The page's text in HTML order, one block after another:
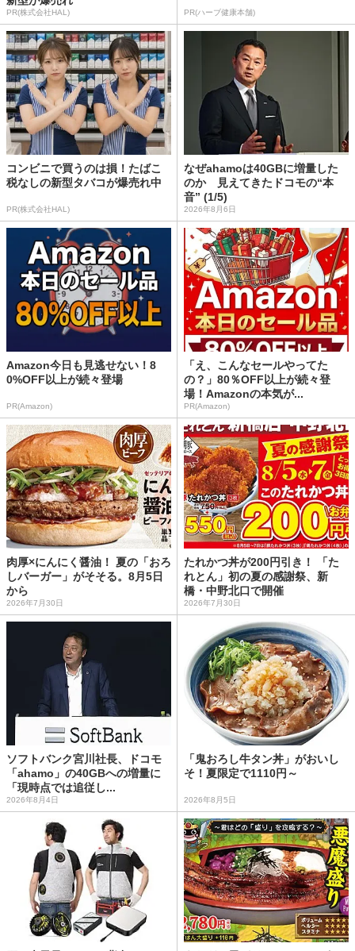
PR(株式会社HAL) PR(ハーブ健康本舗)
コンビニで買うのは損！たばこ
税なしの新型タバコが爆売れ中
PR(株式会社HAL)
なぜahamoは40GBに増量した
のか 見えてきたドコモの“本
音” (1/5)
2026年8月6日
Amazon今日も見逃せない！8
0%OFF以上が続々登場
PR(Amazon)
「え、こんなセールやってた
の？」80％OFF以上が続々登
場！Amazonの本気が...
PR(Amazon)
肉厚×にんにく醤油！ 夏の「おろ
しバーガー」がそそる。8月5日
から
2026年7月30日
たれかつ丼が200円引き！ 「た
れとん」初の夏の感謝祭、新
橋・中野北口で開催
2026年7月30日
ソフトバンク宮川社長、ドコモ
「ahamo」の40GBへの増量に
「現時点では追従し...
2026年8月4日
「鬼おろし牛タン丼」がおいし
そ！夏限定で1110円～
2026年8月5日